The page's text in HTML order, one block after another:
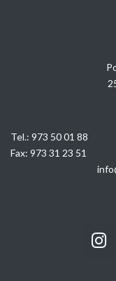
Tel.: 973 50 01 88
Fax: 973 31 23 51